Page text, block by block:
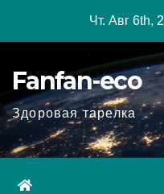
Чт. Авг 6th,
Fanfan-eco
Здоровая тарелка